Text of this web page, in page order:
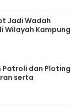
Jadi Wadah
Wilayah Kampung
Patroli dan Ploting
serta